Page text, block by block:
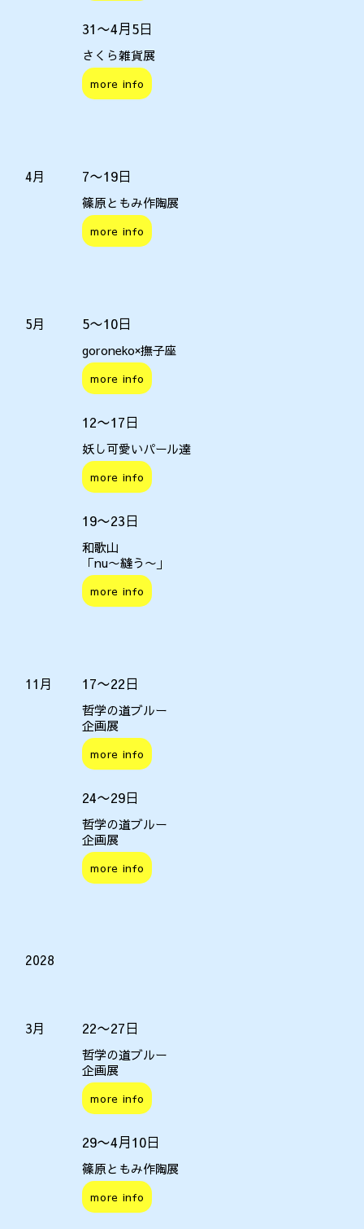
31〜4月5日
さくら雑貨展
more info
4月 7〜19日
篠原ともみ作陶展
more info
5月 5〜10日
goroneko×撫子座
more info
12〜17日
妖し可愛いパール達
more info
19〜23日
和歌山
「nu〜縫う〜」
more info
11月 17〜22日
哲学の道ブルー
企画展
more info
24〜29日
哲学の道ブルー
企画展
more info
2028
3月 22〜27日
哲学の道ブルー
企画展
more info
29〜4月10日
篠原ともみ作陶展
more info